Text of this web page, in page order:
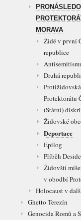
MORAVA
Židé v první
republice
Druhá
Protektorátu
(Státní)
Židovské
Deportace
Epilog
Příběh
Židovští
v obodbí
Holocaust v
Ghetto Terezín
Genocida Romů a